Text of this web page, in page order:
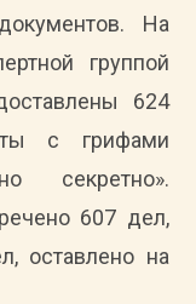
На
группой
624
с грифами
секретно».
607 дел,
оставлено на